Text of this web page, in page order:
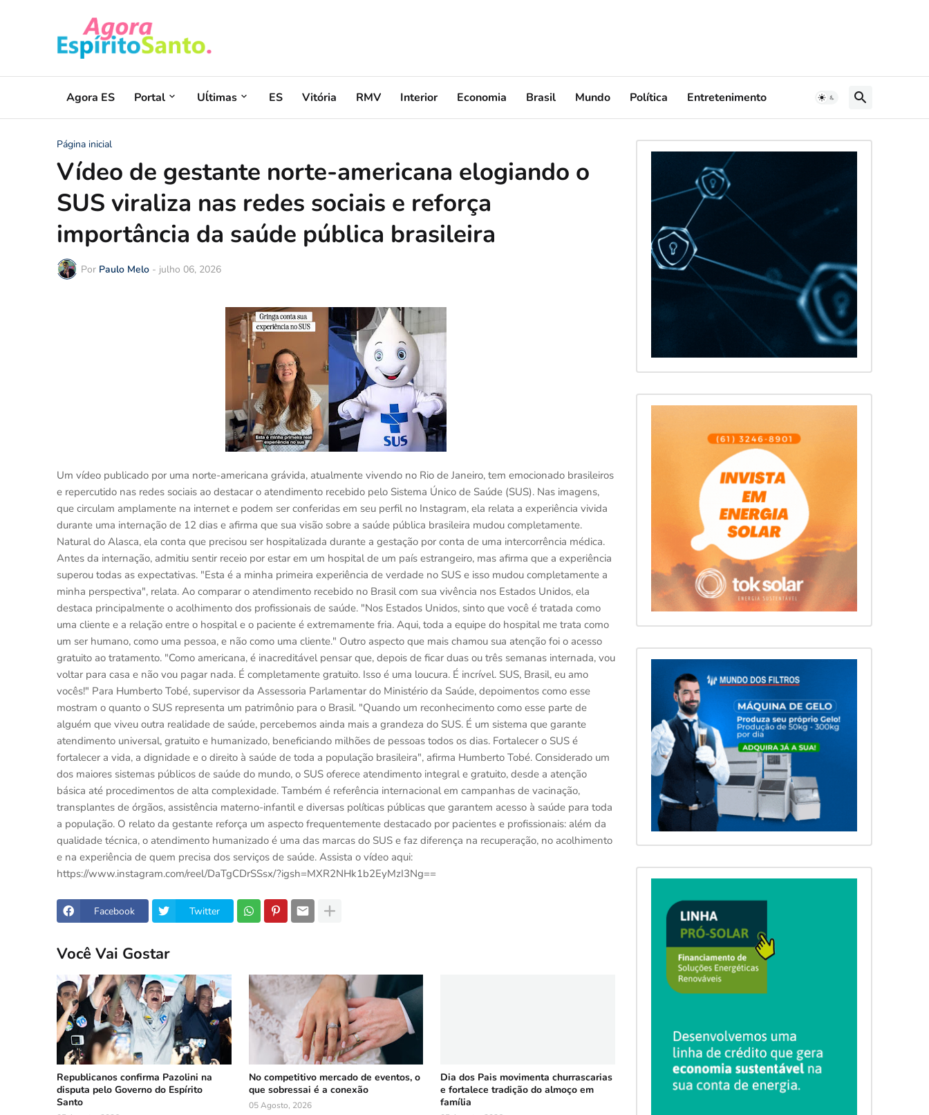
Agora ES Portal Uĺtimas ES Vitória RMV Interior Economia Brasil Mundo Política Entretenimento
Página inicial
Vídeo de gestante norte-americana elogiando o
SUS viraliza nas redes sociais e reforça
importância da saúde pública brasileira
Por Paulo Melo - julho 06, 2026
Um vídeo publicado por uma norte-americana grávida, atualmente vivendo no Rio de Janeiro, tem emocionado brasileiros
e repercutido nas redes sociais ao destacar o atendimento recebido pelo Sistema Único de Saúde (SUS). Nas imagens,
que circulam amplamente na internet e podem ser conferidas em seu perfil no Instagram, ela relata a experiência vivida
durante uma internação de 12 dias e afirma que sua visão sobre a saúde pública brasileira mudou completamente.
Natural do Alasca, ela conta que precisou ser hospitalizada durante a gestação por conta de uma intercorrência médica.
Antes da internação, admitiu sentir receio por estar em um hospital de um país estrangeiro, mas afirma que a experiência
superou todas as expectativas. "Esta é a minha primeira experiência de verdade no SUS e isso mudou completamente a
minha perspectiva", relata. Ao comparar o atendimento recebido no Brasil com sua vivência nos Estados Unidos, ela
destaca principalmente o acolhimento dos profissionais de saúde. "Nos Estados Unidos, sinto que você é tratada como
uma cliente e a relação entre o hospital e o paciente é extremamente fria. Aqui, toda a equipe do hospital me trata como
um ser humano, como uma pessoa, e não como uma cliente." Outro aspecto que mais chamou sua atenção foi o acesso
gratuito ao tratamento. "Como americana, é inacreditável pensar que, depois de ficar duas ou três semanas internada, vou
voltar para casa e não vou pagar nada. É completamente gratuito. Isso é uma loucura. É incrível. SUS, Brasil, eu amo
vocês!" Para Humberto Tobé, supervisor da Assessoria Parlamentar do Ministério da Saúde, depoimentos como esse
mostram o quanto o SUS representa um patrimônio para o Brasil. "Quando um reconhecimento como esse parte de
alguém que viveu outra realidade de saúde, percebemos ainda mais a grandeza do SUS. É um sistema que garante
atendimento universal, gratuito e humanizado, beneficiando milhões de pessoas todos os dias. Fortalecer o SUS é
fortalecer a vida, a dignidade e o direito à saúde de toda a população brasileira", afirma Humberto Tobé. Considerado um
dos maiores sistemas públicos de saúde do mundo, o SUS oferece atendimento integral e gratuito, desde a atenção
básica até procedimentos de alta complexidade. Também é referência internacional em campanhas de vacinação,
transplantes de órgãos, assistência materno-infantil e diversas políticas públicas que garantem acesso à saúde para toda
a população. O relato da gestante reforça um aspecto frequentemente destacado por pacientes e profissionais: além da
qualidade técnica, o atendimento humanizado é uma das marcas do SUS e faz diferença na recuperação, no acolhimento
e na experiência de quem precisa dos serviços de saúde. Assista o vídeo aqui:
https://www.instagram.com/reel/DaTgCDrSSsx/?igsh=MXR2NHk1b2EyMzI3Ng==
Facebook Twitter
Você Vai Gostar
Republicanos confirma Pazolini na
disputa pelo Governo do Espírito
Santo
No competitivo mercado de eventos, o
que sobressai é a conexão
05 Agosto, 2026
Dia dos Pais movimenta churrascarias
e fortalece tradição do almoço em
família